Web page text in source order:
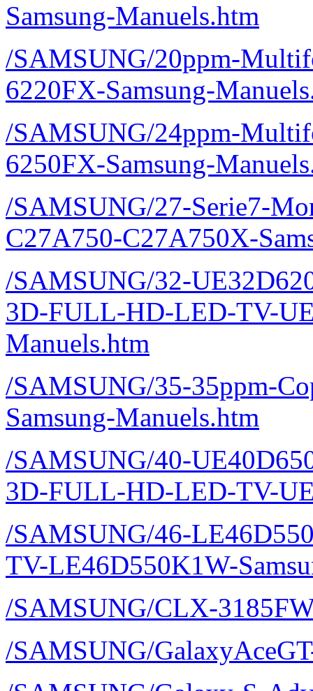
Samsung-Manuels.htm
/SAMSUNG/20ppm-
6220FX-Samsung-
/SAMSUNG/24ppm-
6250FX-Samsung-
/SAMSUNG/27-Serie7-
C27A750-C27A750X-
/SAMSUNG/32-
3D-FULL-HD-LED-TV-
Manuels.htm
/SAMSUNG/35-35ppm-
Samsung-Manuels.htm
/SAMSUNG/40-
3D-FULL-HD-LED-TV-
/SAMSUNG/46-
TV-LE46D550K1W-
/SAMSUNG/CLX-
/SAMSUNG/